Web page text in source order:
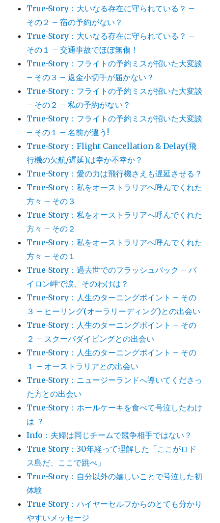
True-Story：大いなる存在に守られている？ –
その２ – 宿の予約がない？
True-Story：大いなる存在に守られている？ –
その１ – 交通事故でほぼ無傷！
True-Story：フライトの予約ミスが招いた大変談
– その３ – 返金小切手が届かない？
True-Story：フライトの予約ミスが招いた大変談
– その２ – 私の予約がない？
True-Story：フライトの予約ミスが招いた大変談
– その１ – 名前が違う!
True-Story：Flight Cancellation & Delay(飛
行機の欠航/遅延)は幸か不幸か？
True-Story：愛の力は飛行機さえも遅延させる？
True-Story：私をオーストラリアへ呼んでくれた
方々 – その３
True-Story：私をオーストラリアへ呼んでくれた
方々 – その２
True-Story：私をオーストラリアへ呼んでくれた
方々 – その１
True-Story：過去世でのフラッシュバック – バ
イロン岬で涙、そのわけは？
True-Story：人生のターニングポイント – その
３ – ヒーリング(オーラリーディング)との出会い
True-Story：人生のターニングポイント – その
２ – スクーバダイビングとの出会い
True-Story：人生のターニングポイント – その
１ – オーストラリアとの出会い
True-Story：ニュージーランドへ導いてくださっ
た方との出会い
True-Story：ホールケーキを食べて号泣したわけ
は ？
Info：夫婦は同じチームで競争相手ではない？
True-Story：30年経って理解した「ここがロド
ス島だ、ここで跳べ」
True-Story：自分以外の嬉しいことで号泣した初
体験
True-Story：ハイヤーセルフからのとても分かり
やすいメッセージ